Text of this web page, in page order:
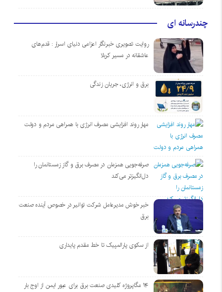
چندرسانه ای
روایت تصویری خبرنگار اعزامی دنیای اسرار : قدم‌های
عاشقانه در مسیر کربلا
برق و انرژی، جریان زندگی
مهار روند افزایشی مصرف انرژی با همراهی مردم و دولت
صرفه‌جویی همزمان در مصرف برق و گاز زمستانمان را
دل‌انگیزتر می‌کند
خبر خوش مدیرعامل شرکت توانیر در خصوص آینده صنعت
برق
از سکوی پارالمپیک تا خط مقدم پایداری
۱۴ مگاپروژه‌ کلیدی صنعت برق برای عبور ایمن از اوج بار